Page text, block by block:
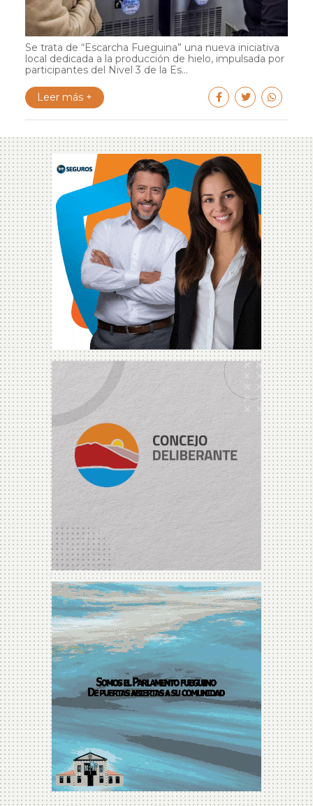
Se trata de “Escarcha Fueguina” una nueva iniciativa
local dedicada a la producción de hielo, impulsada por
participantes del Nivel 3 de la Es...
Leer más +